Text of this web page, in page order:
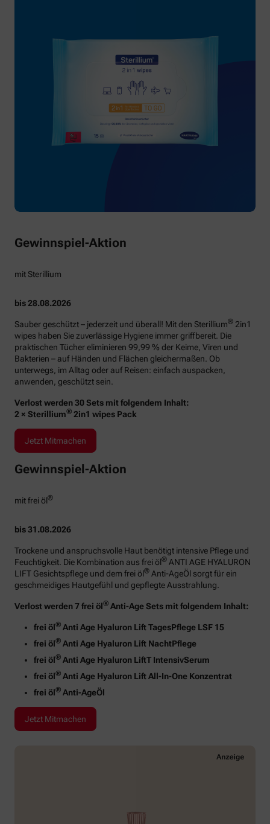
Gewinnspiel-Aktion
mit Sterillium
bis 28.08.2026
Sauber geschützt – jederzeit und überall! Mit den Sterillium® 2in1
wipes haben Sie zuverlässige Hygiene immer griffbereit. Die
praktischen Tücher eliminieren 99,99 % der Keime, Viren und
Bakterien – auf Händen und Flächen gleichermaßen. Ob
unterwegs, im Alltag oder auf Reisen: einfach auspacken,
anwenden, geschützt sein.
Verlost werden 30 Sets mit folgendem Inhalt:
2 × Sterillium® 2in1 wipes Pack
Jetzt Mitmachen
Gewinnspiel-Aktion
mit frei öl®
bis 31.08.2026
Trockene und anspruchsvolle Haut benötigt intensive Pflege und
Feuchtigkeit. Die Kombination aus frei öl® ANTI AGE HYALURON
LIFT Gesichtspflege und dem frei öl® Anti-AgeÖl sorgt für ein
geschmeidiges Hautgefühl und gepflegte Ausstrahlung.
Verlost werden 7 frei öl® Anti-Age Sets mit folgendem Inhalt:
frei öl® Anti Age Hyaluron Lift TagesPflege LSF 15
frei öl® Anti Age Hyaluron Lift NachtPflege
frei öl® Anti Age Hyaluron LiftT IntensivSerum
frei öl® Anti Age Hyaluron Lift All-In-One Konzentrat
frei öl® Anti-AgeÖl
Jetzt Mitmachen